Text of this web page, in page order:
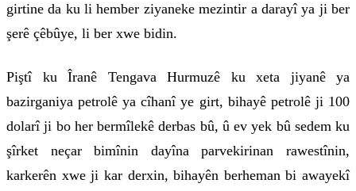
girtine da ku li hember ziyaneke mezintir a darayî ya ji ber
şerê çêbûye, li ber xwe bidin.
Piştî ku Îranê Tengava Hurmuzê ku xeta jiyanê ya
bazirganiya petrolê ya cîhanî ye girt, bihayê petrolê ji 100
dolarî ji bo her bermîlekê derbas bû, û ev yek bû sedem ku
şîrket neçar bimînin dayîna parvekirinan rawestînin,
karkerên xwe ji kar derxin, bihayên berheman bi awayekî